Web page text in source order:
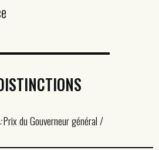
Prix du Gouverneur général /